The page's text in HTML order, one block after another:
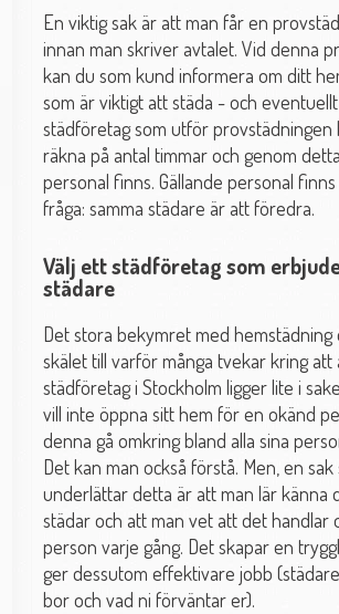
En viktig sak är att man får en
innan man skriver avtalet. Vid denna
kan du som kund informera om ditt
som är viktigt att städa - och
städföretag som utför provstädningen
räkna på antal timmar och genom
personal finns. Gällande personal
fråga: samma städare är att föredra.
Välj ett städföretag som
städare
Det stora bekymret med hemstädning
skälet till varför många tvekar kring att
städföretag i Stockholm ligger lite i
vill inte öppna sitt hem för en okänd
denna gå omkring bland alla sina
Det kan man också förstå. Men, en sak
underlättar detta är att man lär känna
städar och att man vet att det handlar
person varje gång. Det skapar en
ger dessutom effektivare jobb
bor och vad ni förväntar er).